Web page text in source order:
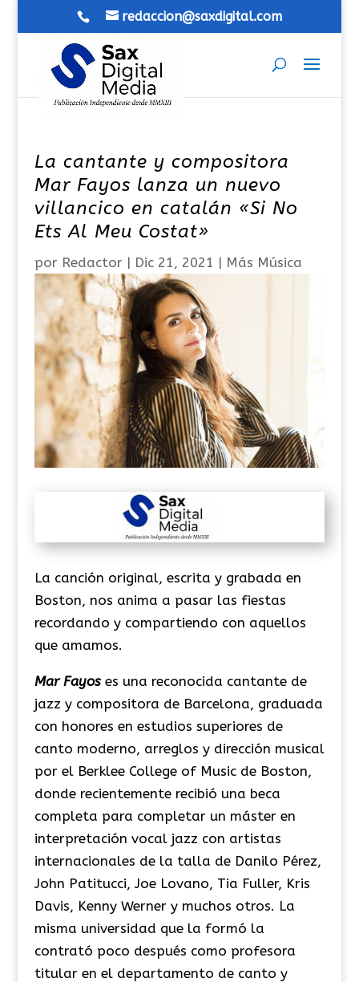
redaccion@saxdigital.com
La cantante y compositora
Mar Fayos lanza un nuevo
villancico en catalán «Si No
Ets Al Meu Costat»
por Redactor| Dic 21, 2021 | Más Música
La canción original, escrita y grabada en
Boston, nos anima a pasar las fiestas
recordando y compartiendo con aquellos
que amamos.
Mar Fayoses una reconocida cantante de
jazz y compositora de Barcelona, graduada
con honores en estudios superiores de
canto moderno, arreglos y dirección musical
por el Berklee College of Music de Boston,
donde recientemente recibió una beca
completa para completar un máster en
interpretación vocal jazz con artistas
internacionales de la talla de Danilo Pérez,
John Patitucci, Joe Lovano, Tia Fuller, Kris
Davis, Kenny Werner y muchos otros. La
misma universidad que la formó la
contrató poco después como profesora
titular en el departamento de canto y